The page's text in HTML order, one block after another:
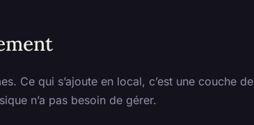
Ce qui s’ajoute en local, c’est une couche de
n’a pas besoin de gérer.